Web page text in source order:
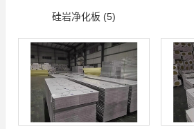
硅岩净化板 (5)